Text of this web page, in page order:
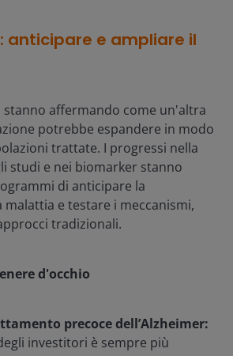
anticipare e ampliare il
stanno affermando come un'altra
potrebbe espandere in modo
trattate. I progressi nella
studi e nei biomarker stanno
di anticipare la
e testare i meccanismi,
tradizionali.
d'occhio
precoce dell’Alzheimer:
investitori è sempre più